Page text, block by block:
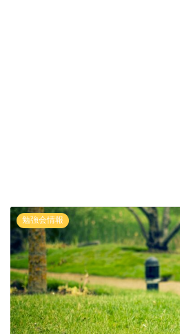
勉強会情報